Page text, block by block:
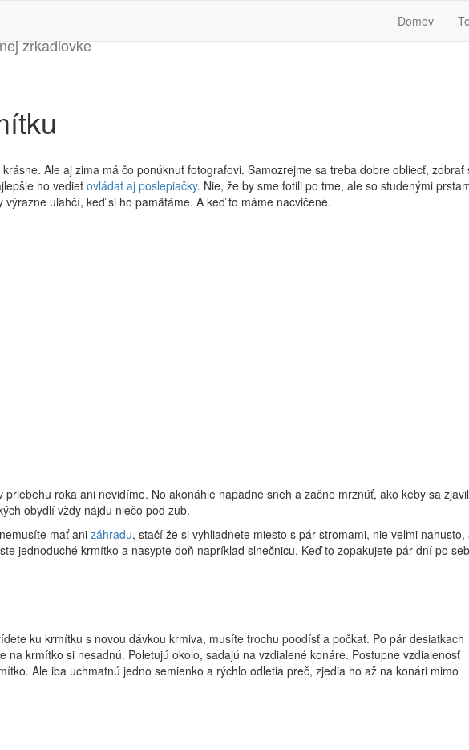
zrkadlovke
Domov
Ale aj zima má čo ponúknuť fotografovi. Samozrejme sa treba dobre obliecť, zobrať
ho vedieťovládať aj poslepiačky. Nie, že by sme fotili po tme, ale so studenými
uľahčí, keď si ho pamätáme. A keď to máme nacvičené.
priebehu roka ani nevidíme. No akonáhle napadne sneh a začne mrznúť, ako keby sa
obydlí vždy nájdu niečo pod zub.
mať ani záhradu, stačí že si vyhliadnete miesto s pár stromami, nie veľmi nahusto,
jednoduché krmítko a nasypte doň napríklad slnečnicu. Keď to zopakujete pár dní po
ku krmítku s novou dávkou krmiva, musíte trochu poodísť a počkať. Po pár desiatkach
na krmítko si nesadnú. Poletujú okolo, sadajú na vzdialené konáre. Postupne vzdialenosť
Ale iba uchmatnú jedno semienko a rýchlo odletia preč, zjedia ho až na konári mimo